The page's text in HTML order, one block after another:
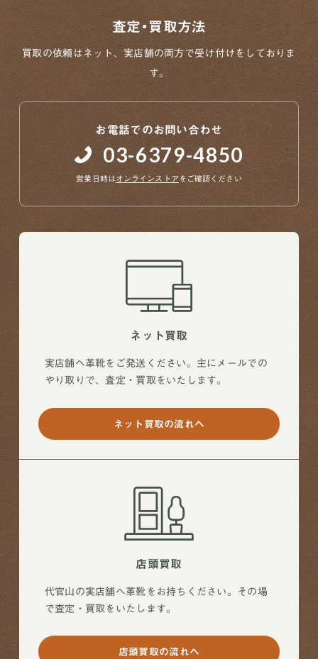
査定・買取方法
買取の依頼はネット、実店舗の両方で受け付けをしておりま
す。
お電話でのお問い合わせ
03-6379-4850
営業日時はオンラインストア をご確認ください
ネット買取
実店舗へ革靴をご発送ください。主にメールでの
やり取りで、査定・買取をいたします。
ネット買取の流れへ
店頭買取
代官山の実店舗へ革靴をお持ちください。その場
で査定・買取をいたします。
店頭買取の流れへ